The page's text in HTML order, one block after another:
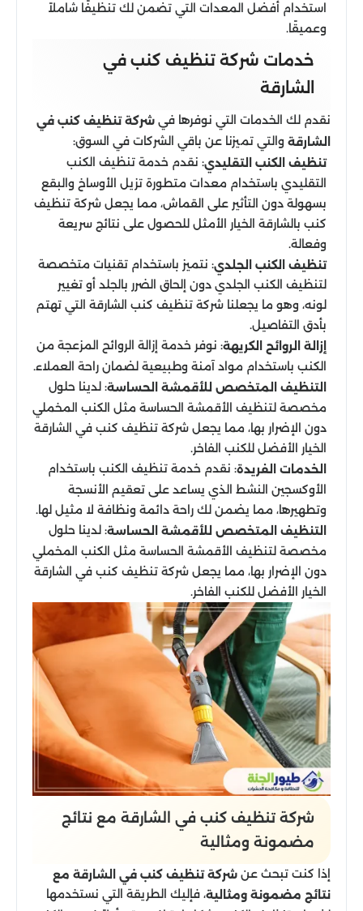
استخدام أفضل المعدات التي تضمن لك تنظيفًا شاملاً
وعميقًا.
خدمات شركة تنظيف كنب في
الشارقة
نقدم لك الخدمات التي نوفرها في شركة تنظيف كنب في
الشارقة والتي تميزنا عن باقي الشركات في السوق:
تنظيف الكنب التقليدي: نقدم خدمة تنظيف الكنب
التقليدي باستخدام معدات متطورة تزيل الأوساخ والبقع
بسهولة دون التأثير على القماش، مما يجعل شركة تنظيف
كنب بالشارقة الخيار الأمثل للحصول على نتائج سريعة
وفعالة.
تنظيف الكنب الجلدي: نتميز باستخدام تقنيات متخصصة
لتنظيف الكنب الجلدي دون إلحاق الضرر بالجلد أو تغيير
لونه، وهو ما يجعلنا شركة تنظيف كنب الشارقة التي تهتم
بأدق التفاصيل.
إزالة الروائح الكريهة: نوفر خدمة إزالة الروائح المزعجة من
الكنب باستخدام مواد آمنة وطبيعية لضمان راحة العملاء.
التنظيف المتخصص للأقمشة الحساسة: لدينا حلول
مخصصة لتنظيف الأقمشة الحساسة مثل الكنب المخملي
دون الإضرار بها، مما يجعل شركة تنظيف كنب في الشارقة
الخيار الأفضل للكنب الفاخر.
الخدمات الفريدة: نقدم خدمة تنظيف الكنب باستخدام
الأوكسجين النشط الذي يساعد على تعقيم الأنسجة
وتطهيرها، مما يضمن لك راحة دائمة ونظافة لا مثيل لها.
التنظيف المتخصص للأقمشة الحساسة: لدينا حلول
مخصصة لتنظيف الأقمشة الحساسة مثل الكنب المخملي
دون الإضرار بها، مما يجعل شركة تنظيف كنب في الشارقة
الخيار الأفضل للكنب الفاخر.
شركة تنظيف كنب​ في الشارقة مع نتائج
مضمونة ومثالية
إذا كنت تبحث عن شركة تنظيف كنب في الشارقة مع
نتائج مضمونة ومثالية، فإليك الطريقة التي نستخدمها